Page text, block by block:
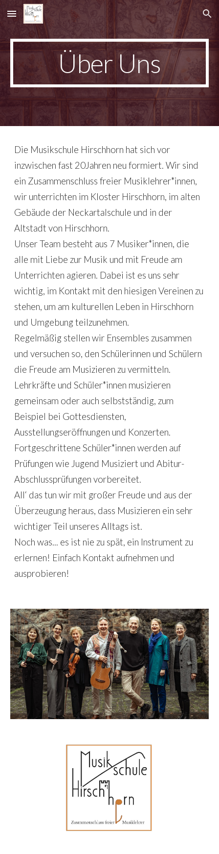
Skip to main content Skip to navigation
Über Uns
Die Musikschule Hirschhorn hat sich vor
inzwischen fast 20Jahren neu formiert. Wir sind
ein Zusammenschluss freier Musiklehrer*innen,
wir unterrichten im Kloster Hirschhorn, im alten
Gebäude der Neckartalschule und in der
Altstadt von Hirschhorn.
Unser Team besteht aus 7 Musiker*innen, die
alle mit Liebe zur Musik und mit Freude am
Unterrichten agieren. Dabei ist es uns sehr
wichtig, im Kontakt mit den hiesigen Vereinen zu
stehen, um am kulturellen Leben in Hirschhorn
und Umgebung teilzunehmen.
Regelmäßig stellen wir Ensembles zusammen
und versuchen so, den Schülerinnen und Schülern
die Freude am Musizieren zu vermitteln.
Lehrkräfte und Schüler*innen musizieren
gemeinsam oder auch selbstständig, zum
Beispiel bei Gottesdiensten,
Ausstellungseröffnungen und Konzerten.
Fortgeschrittene Schüler*innen werden auf
Prüfungen wie Jugend Musiziert und Abitur-
Abschlussprüfungen vorbereitet.
All‘ das tun wir mit großer Freude und aus der
Überzeugung heraus, dass Musizieren ein sehr
wichtiger Teil unseres Alltags ist.
Noch was... es ist nie zu spät, ein Instrument zu
erlernen! Einfach Kontakt aufnehmen und
ausprobieren!